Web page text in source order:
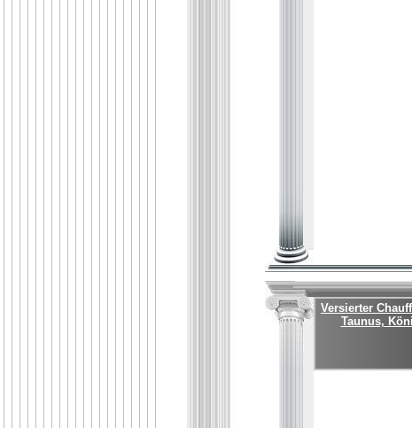
Versierter
Taunus,